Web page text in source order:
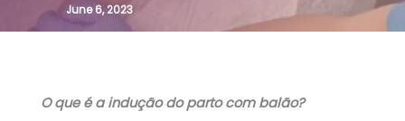
June 6, 2023
O que é a indução do parto com balão?